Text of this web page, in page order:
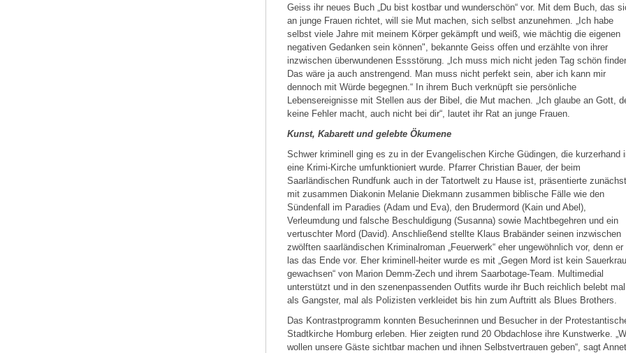
Geiss ihr neues Buch „Du bist kostbar und wunderschön“ vor. Mit dem Buch, das
an junge Frauen richtet, will sie Mut machen, sich selbst anzunehmen. „Ich habe
selbst viele Jahre mit meinem Körper gekämpft und weiß, wie mächtig die eigenen
negativen Gedanken sein können", bekannte Geiss offen und erzählte von ihrer
inzwischen überwundenen Essstörung. „Ich muss mich nicht jeden Tag schön
Das wäre ja auch anstrengend. Man muss nicht perfekt sein, aber ich kann mir
dennoch mit Würde begegnen.“ In ihrem Buch verknüpft sie persönliche
Lebensereignisse mit Stellen aus der Bibel, die Mut machen. „Ich glaube an Gott,
keine Fehler macht, auch nicht bei dir“, lautet ihr Rat an junge Frauen.
Kunst, Kabarett und gelebte Ökumene
Schwer kriminell ging es zu in der Evangelischen Kirche Güdingen, die kurzerhand
eine Krimi-Kirche umfunktioniert wurde. Pfarrer Christian Bauer, der beim
Saarländischen Rundfunk auch in der Tatortwelt zu Hause ist, präsentierte zunächst
mit zusammen Diakonin Melanie Diekmann zusammen biblische Fälle wie den
Sündenfall im Paradies (Adam und Eva), den Brudermord (Kain und Abel),
Verleumdung und falsche Beschuldigung (Susanna) sowie Machtbegehren und ein
vertuschter Mord (David). Anschließend stellte Klaus Brabänder seinen inzwischen
zwölften saarländischen Kriminalroman „Feuerwerk“ eher ungewöhnlich vor, denn er
las das Ende vor. Eher kriminell-heiter wurde es mit „Gegen Mord ist kein
gewachsen“ von Marion Demm-Zech und ihrem Saarbotage-Team. Multimedial
unterstützt und in den szenenpassenden Outfits wurde ihr Buch reichlich belebt mal
als Gangster, mal als Polizisten verkleidet bis hin zum Auftritt als Blues Brothers.
Das Kontrastprogramm konnten Besucherinnen und Besucher in der
Stadtkirche Homburg erleben. Hier zeigten rund 20 Obdachlose ihre Kunstwerke.
wollen unsere Gäste sichtbar machen und ihnen Selbstvertrauen geben“, sagt